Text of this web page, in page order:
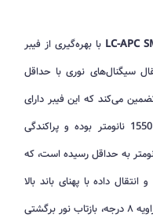
با بهره‌گیری از فیبر
سیگنال‌های نوری با حداقل
می‌کند که این فیبر دارای
تضعیف پایین در طول موج‌های 1310 و 1550 نانومتر بوده و پراکندگی
آن در محدوده طول موج 1550 نانومتر به حداقل رسیده است، که
داده با پهنای باند بالا
با زاویه ۸ درجه، بازتاب نور برگشتی